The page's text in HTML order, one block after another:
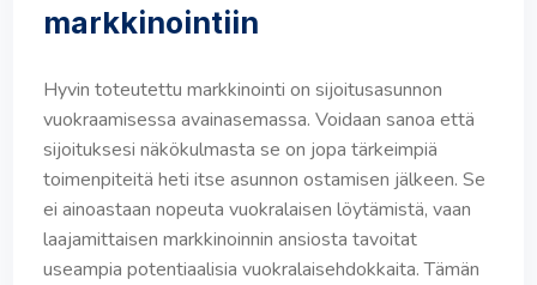
markkinointiin
Hyvin toteutettu markkinointi on sijoitusasunnon
vuokraamisessa avainasemassa. Voidaan sanoa että
sijoituksesi näkökulmasta se on jopa tärkeimpiä
toimenpiteitä heti itse asunnon ostamisen jälkeen. Se
ei ainoastaan nopeuta vuokralaisen löytämistä, vaan
laajamittaisen markkinoinnin ansiosta tavoitat
useampia potentiaalisia vuokralaisehdokkaita. Tämän